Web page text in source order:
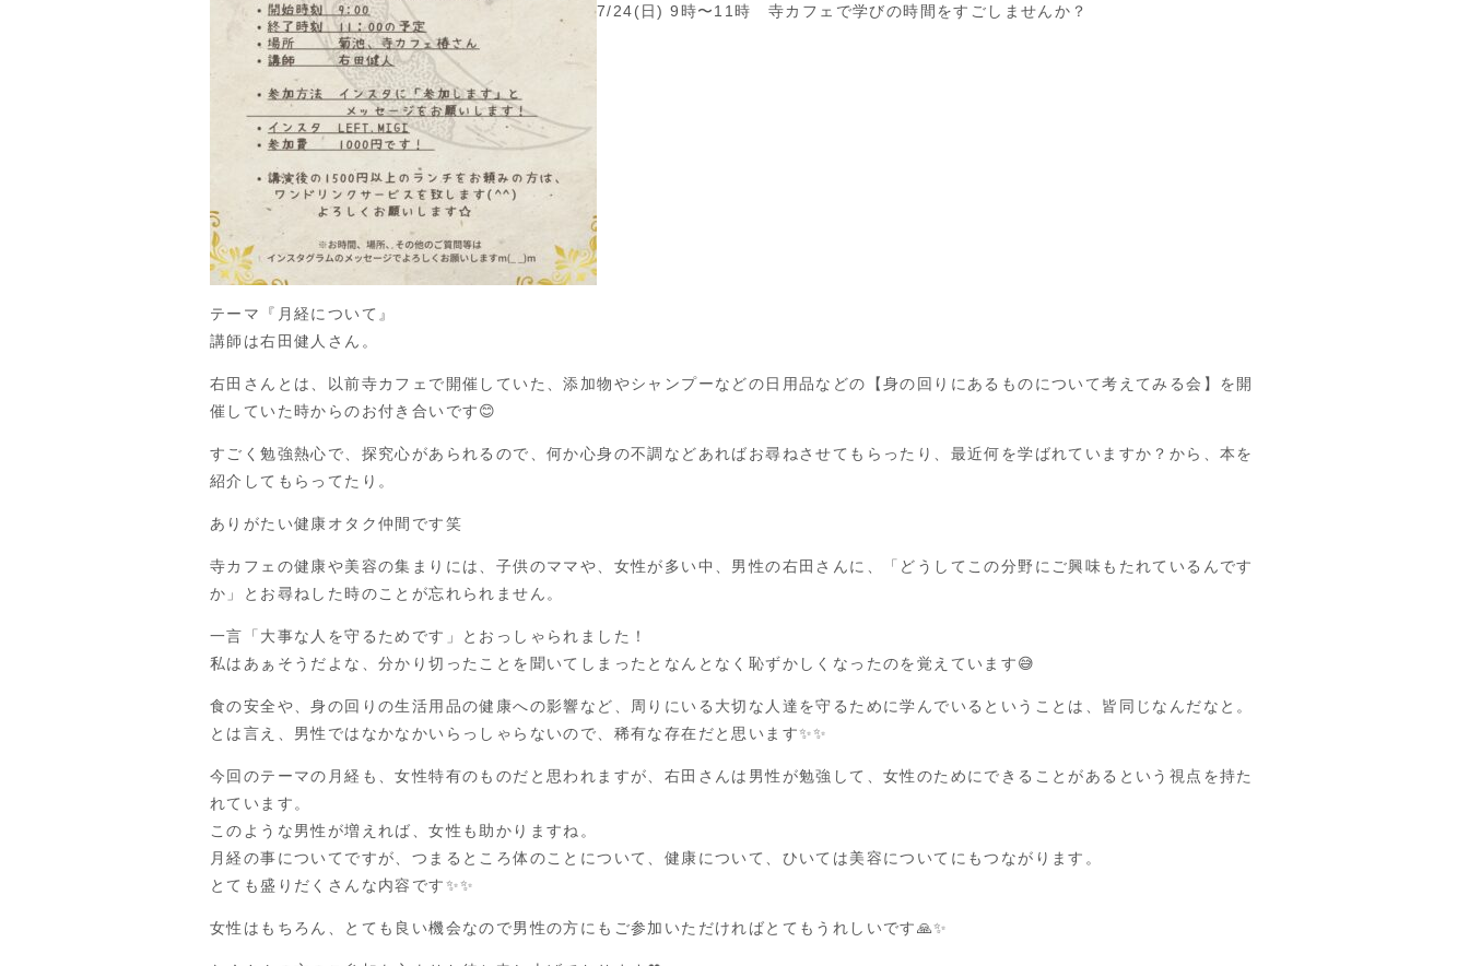
7/24(日) 9時〜11時 寺カフェで学びの時間をすごしませんか？
テーマ『月経について』
講師は右田健人さん。
右田さんとは、以前寺カフェで開催していた、添加物やシャンプーなどの日用品などの【身の回りにあるものについて考えてみる会】を開
催していた時からのお付き合いです😊
すごく勉強熱心で、探究心があられるので、何か心身の不調などあればお尋ねさせてもらったり、最近何を学ばれていますか？から、本を
紹介してもらってたり。
ありがたい健康オタク仲間です笑
寺カフェの健康や美容の集まりには、子供のママや、女性が多い中、男性の右田さんに、「どうしてこの分野にご興味もたれているんです
か」とお尋ねした時のことが忘れられません。
一言「大事な人を守るためです」とおっしゃられました！
私はあぁそうだよな、分かり切ったことを聞いてしまったとなんとなく恥ずかしくなったのを覚えています😅
食の安全や、身の回りの生活用品の健康への影響など、周りにいる大切な人達を守るために学んでいるということは、皆同じなんだなと。
とは言え、男性ではなかなかいらっしゃらないので、稀有な存在だと思います✨✨
今回のテーマの月経も、女性特有のものだと思われますが、右田さんは男性が勉強して、女性のためにできることがあるという視点を持た
れています。
このような男性が増えれば、女性も助かりますね。
月経の事についてですが、つまるところ体のことについて、健康について、ひいては美容についてにもつながります。
とても盛りだくさんな内容です✨✨
女性はもちろん、とても良い機会なので男性の方にもご参加いただければとてもうれしいです🙏✨